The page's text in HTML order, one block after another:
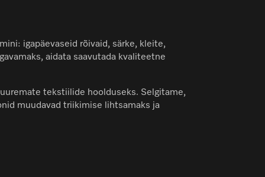
igapäevaseid rõivaid, särke, kleite,
aidata saavutada kvaliteetne
tekstiilide hoolduseks. Selgitame,
muudavad triikimise lihtsamaks ja